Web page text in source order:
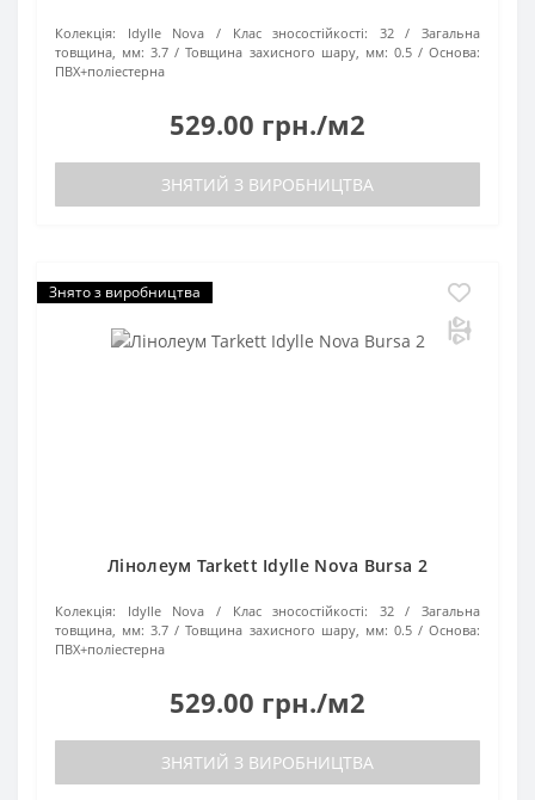
Колекція: Idylle Nova Клас зносостійкості: 32
Загальна
товщина, мм: 3.7 Товщина захисного шару, мм: 0.5
Основа:
ПВХ+поліестерна
529.00 грн./м2
ЗНЯТИЙ З ВИРОБНИЦТВА
Знято з виробництва
Лінолеум Tarkett Idylle Nova Bursa 2
Колекція: Idylle Nova Клас зносостійкості: 32
Загальна
товщина, мм: 3.7 Товщина захисного шару, мм: 0.5
Основа:
ПВХ+поліестерна
529.00 грн./м2
ЗНЯТИЙ З ВИРОБНИЦТВА